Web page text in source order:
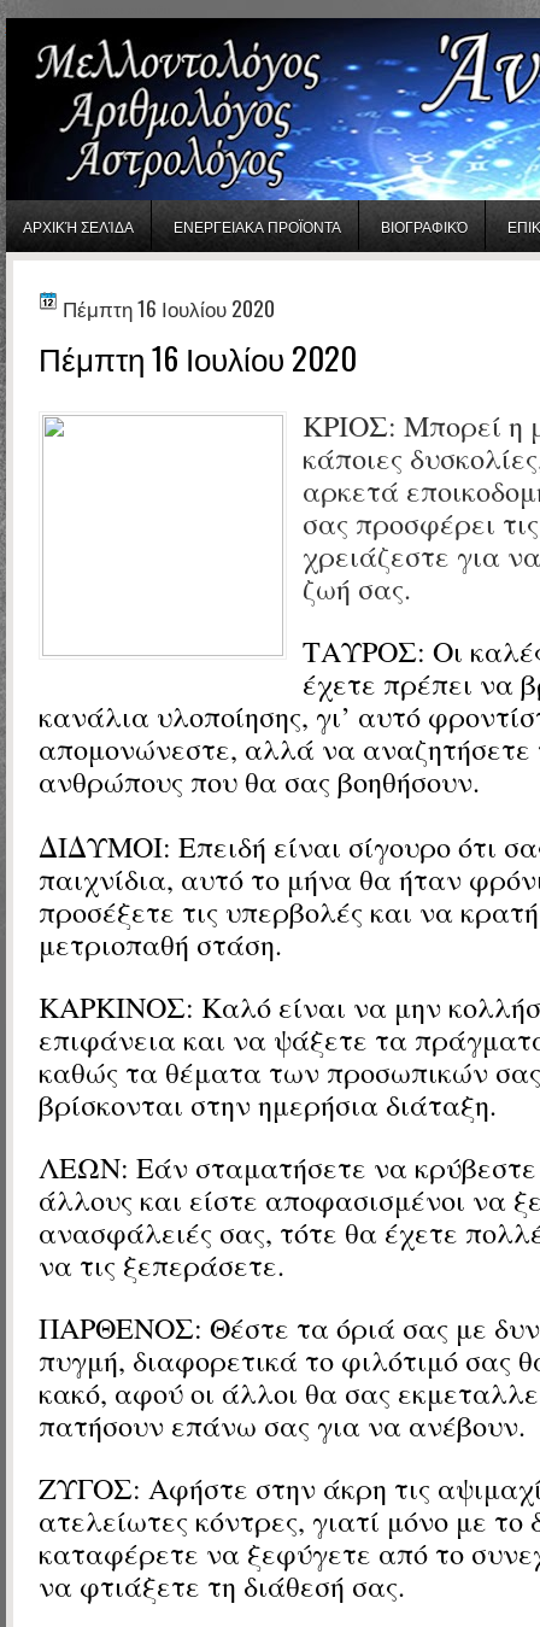
ΑΡΧΙΚΉ ΣΕΛΊΔΑ ΕΝΕΡΓΕΙΑΚΑ ΠΡΟΪΟΝΤΑ ΒΙΟΓΡΑΦΙΚΌ
Πέμπτη 16 Ιουλίου 2020
Πέμπτη 16 Ιουλίου 2020
ΚΡΙΟΣ: Μπορεί η
κάποιες
αρκετά
σας προσφέρει
χρειάζεστε για
ζωή σας.
ΤΑΥΡΟΣ: Οι
έχετε πρέπει να
κανάλια υλοποίησης, γι’ αυτό
απομονώνεστε, αλλά να αναζητήσετε
ανθρώπους που θα σας βοηθήσουν.
ΔΙΔΥΜΟΙ: Επειδή είναι σίγουρο ότι
παιχνίδια, αυτό το μήνα θα ήταν
προσέξετε τις υπερβολές και να
μετριοπαθή στάση.
ΚΑΡΚΙΝΟΣ: Καλό είναι να μην
επιφάνεια και να ψάξετε τα
καθώς τα θέματα των προσωπικών
βρίσκονται στην ημερήσια διάταξη.
ΛΕΩΝ: Εάν σταματήσετε να κρύβεστε
άλλους και είστε αποφασισμένοι να
ανασφάλειές σας, τότε θα έχετε
να τις ξεπεράσετε.
ΠΑΡΘΕΝΟΣ: Θέστε τα όριά σας με
πυγμή, διαφορετικά το φιλότιμό σας
κακό, αφού οι άλλοι θα σας
πατήσουν επάνω σας για να ανέβουν.
ΖΥΓΟΣ: Αφήστε στην άκρη τις
ατελείωτες κόντρες, γιατί μόνο με το
καταφέρετε να ξεφύγετε από το
να φτιάξετε τη διάθεσή σας.